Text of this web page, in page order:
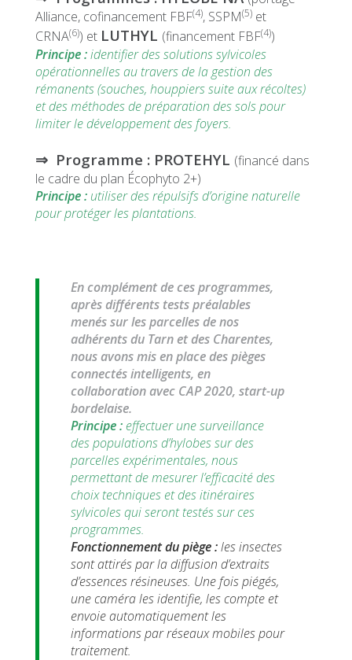
Alliance, cofinancement FBF(4), SSPM(5) et
CRNA(6)) et LUTHYL (financement FBF(4))
Principe :identifier des solutions sylvicoles
opérationnelles au travers de la gestion des
rémanents (souches, houppiers suite aux récoltes)
et des méthodes de préparation des sols pour
limiter le développement des foyers.
⇒ Programme : PROTEHYL (financé dans
le cadre du plan Écophyto 2+)
Principe : utiliser des répulsifs d’origine naturelle
pour protéger les plantations.
En complément de ces programmes,
après différents tests préalables
menés sur les parcelles de nos
adhérents du Tarn et des Charentes,
nous avons mis en place des pièges
connectés intelligents, en
collaboration avec CAP 2020, start-up
bordelaise.
Principe : effectuer une surveillance
des populations d’hylobes sur des
parcelles expérimentales, nous
permettant de mesurer l’efficacité des
choix techniques et des itinéraires
sylvicoles qui seront testés sur ces
programmes.
Fonctionnement du piège:les insectes
sont attirés par la diffusion d’extraits
d’essences résineuses. Une fois piégés,
une caméra les identifie, les compte et
envoie automatiquement les
informations par réseaux mobiles pour
traitement.